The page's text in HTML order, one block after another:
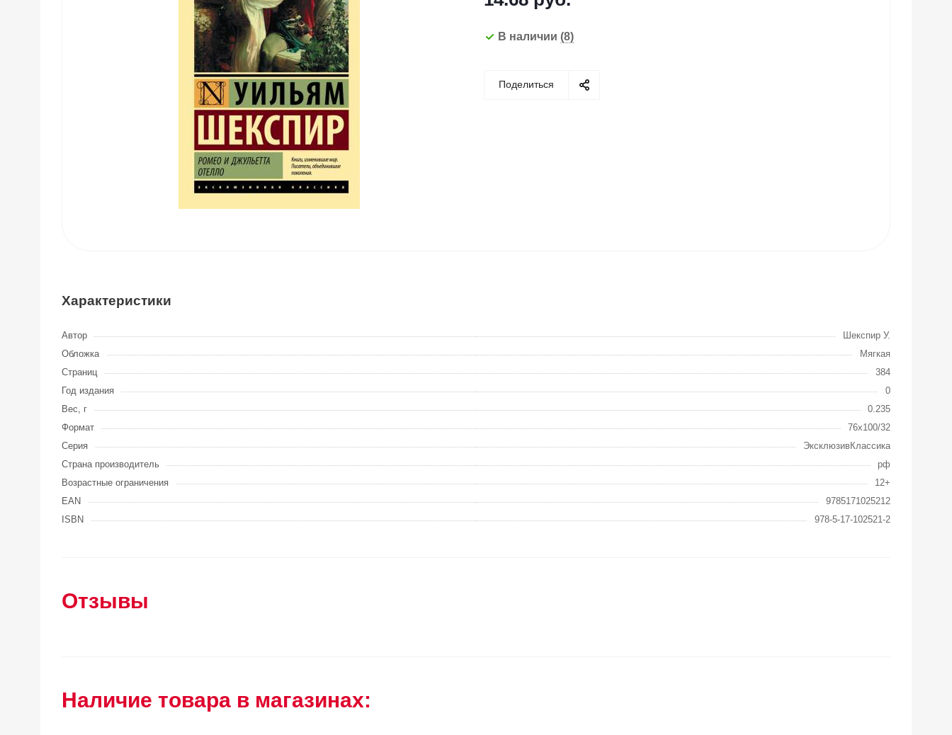
В наличии (8)
Поделиться
Характеристики
Автор
Шекспир У.
Обложка
Мягкая
Страниц
384
Год издания
0
Вес, г
0.235
Формат
76x100/32
Серия
ЭксклюзивКлассика
Страна производитель
рф
Возрастные ограничения
12+
EAN
9785171025212
ISBN
978-5-17-102521-2
Отзывы
Наличие товара в магазинах: